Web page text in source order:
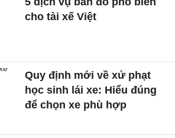
cho tài xế Việt
Quy định mới về xử phạt
học sinh lái xe: Hiểu đúng
để chọn xe phù hợp